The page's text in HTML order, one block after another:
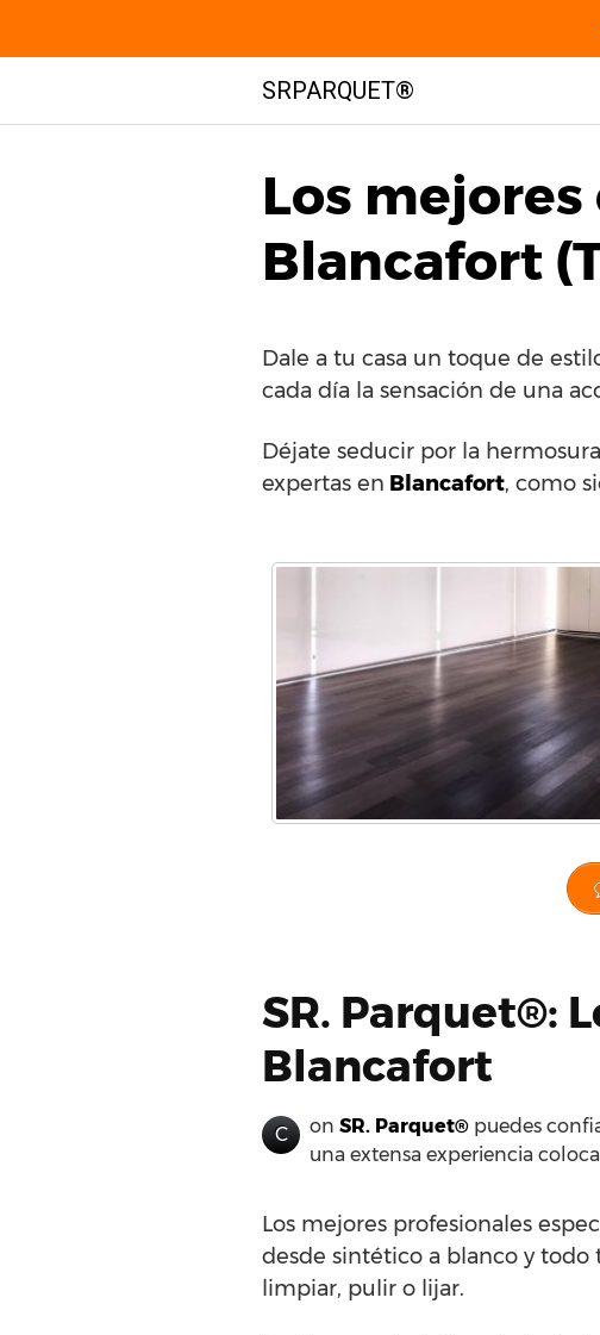
contenido
SRPARQUET®
Los
Blancafort
Dale a tu casa un toque de
cada día la sensación de una
Déjate seducir por la
expertas en Blancafort, como
SR. Parquet®:
Blancafort
C on SR. Parquet® puedes
una extensa experiencia
Los mejores profesionales
desde sintético a blanco y todo
limpiar, pulir o lijar.